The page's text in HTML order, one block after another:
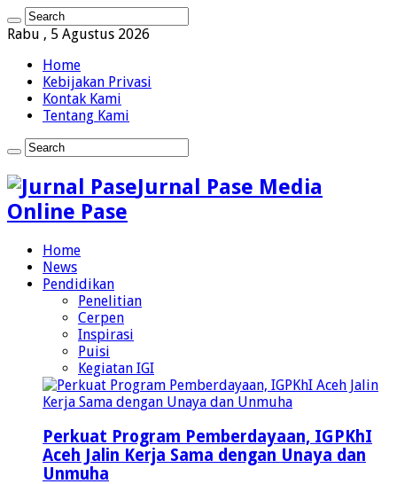
Rabu , 5 Agustus 2026
Home
Kebijakan Privasi
Kontak Kami
Tentang Kami
Jurnal Pase Media
Online Pase
Home
News
Pendidikan
Penelitian
Cerpen
Inspirasi
Puisi
Kegiatan IGI
Perkuat Program Pemberdayaan, IGPKhI
Aceh Jalin Kerja Sama dengan Unaya dan
Unmuha